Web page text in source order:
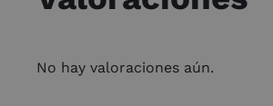
No hay valoraciones aún.